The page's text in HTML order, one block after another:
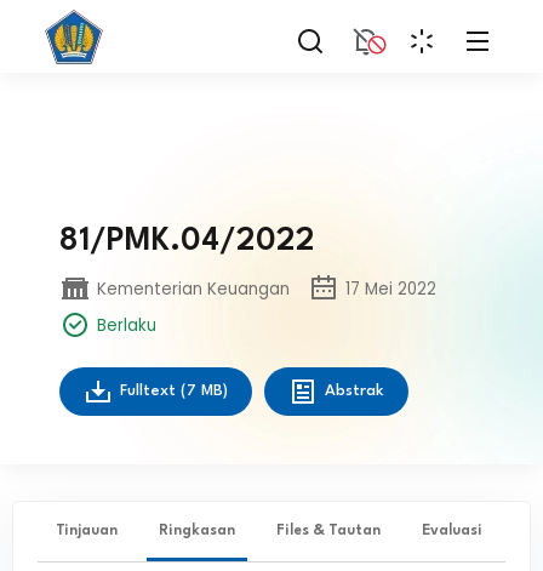
81/PMK.04/2022
Kementerian Keuangan
17 Mei 2022
Berlaku
Fulltext (7 MB) Abstrak
Tinjauan Ringkasan Files & Tautan Evaluasi